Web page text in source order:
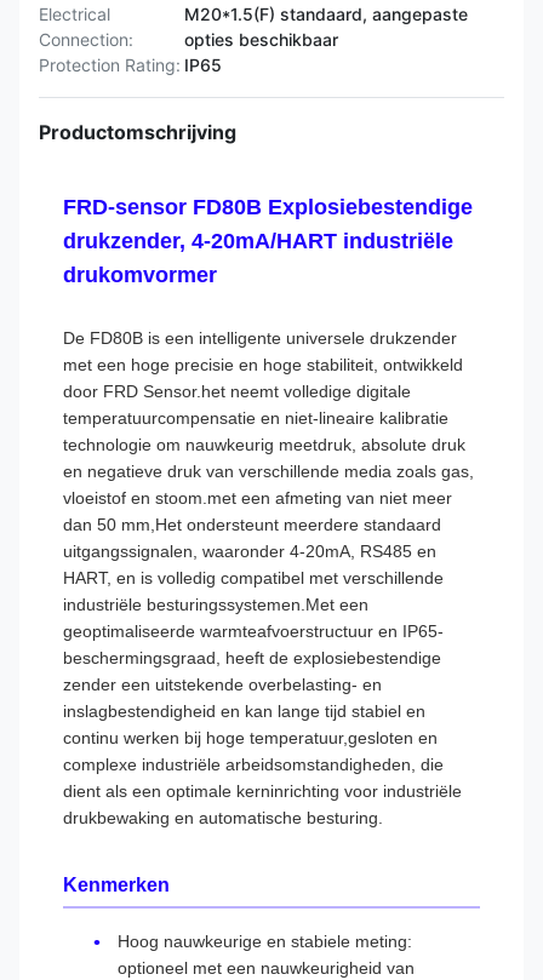
Electrical
Connection:
M20*1.5(F) standaard, aangepaste
opties beschikbaar
Protection Rating: IP65
Productomschrijving
FRD-sensor FD80B Explosiebestendige
drukzender, 4-20mA/HART industriële
drukomvormer
De FD80B is een intelligente universele drukzender
met een hoge precisie en hoge stabiliteit, ontwikkeld
door FRD Sensor.het neemt volledige digitale
temperatuurcompensatie en niet-lineaire kalibratie
technologie om nauwkeurig meetdruk, absolute druk
en negatieve druk van verschillende media zoals gas,
vloeistof en stoom.met een afmeting van niet meer
dan 50 mm,Het ondersteunt meerdere standaard
uitgangssignalen, waaronder 4-20mA, RS485 en
HART, en is volledig compatibel met verschillende
industriële besturingssystemen.Met een
geoptimaliseerde warmteafvoerstructuur en IP65-
beschermingsgraad, heeft de explosiebestendige
zender een uitstekende overbelasting- en
inslagbestendigheid en kan lange tijd stabiel en
continu werken bij hoge temperatuur,gesloten en
complexe industriële arbeidsomstandigheden, die
dient als een optimale kerninrichting voor industriële
drukbewaking en automatische besturing.
Kenmerken
Hoog nauwkeurige en stabiele meting:
optioneel met een nauwkeurigheid van